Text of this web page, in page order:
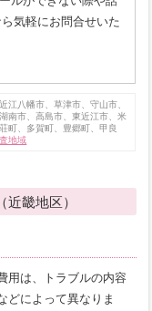
気軽にお問合せいた
江八幡市、草津市、守山市、
南市、高島市、東近江市、米
町、多賀町、豊郷町、甲良
地域
畿地区）
用は、トラブルの内容
どによって異なりま